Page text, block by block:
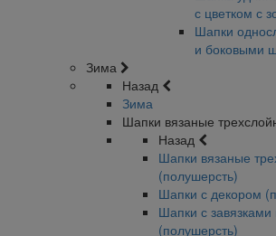
с цветком с
Шапки
и боковыми
Зима
Назад
Зима
Шапки вязаные
Назад
Шапки вязаные
(полушерсть)
Шапки с декором
Шапки с
(полушерсть)